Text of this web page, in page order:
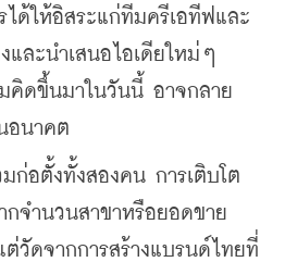
ให้อิสระแก่ทีมครีเอทีฟและ
และนำเสนอไอเดียใหม่ๆ
คิดขึ้นมาในวันนี้ อาจกลาย
อนาคต
อตั้งทั้งสองคน การเติบโต
จำนวนสาขาหรือยอดขาย
ต่วัดจากการสร้างแบรนด์ไทยที่